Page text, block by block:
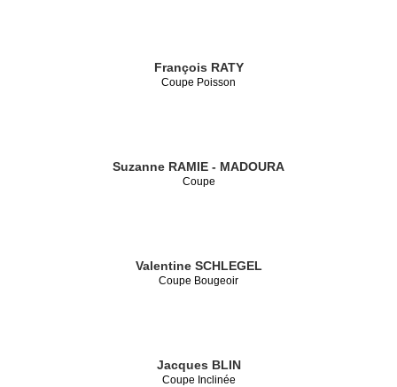
François RATY
Coupe Poisson
Suzanne RAMIE - MADOURA
Coupe
Valentine SCHLEGEL
Coupe Bougeoir
Jacques BLIN
Coupe Inclinée